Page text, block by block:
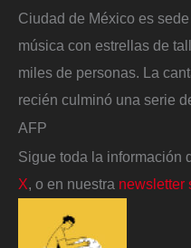
Ciudad de México es
música con estrellas de
miles de personas. La
recién culminó una serie
AFP
Sigue toda la información
X, o en nuestra newsletter